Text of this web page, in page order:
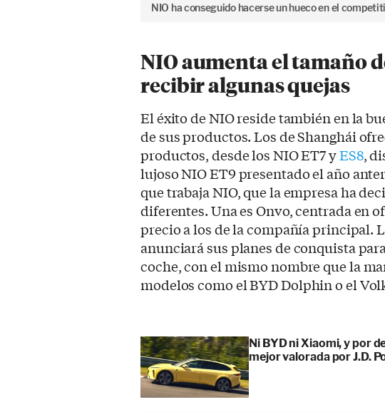
NIO ha conseguido hacerse un hueco en el
NIO aumenta el tamaño
recibir algunas quejas
El éxito de NIO reside también en la
de sus productos. Los de Shanghái
productos, desde los NIO ET7 yES8,
lujoso NIO ET9 presentado el año
que trabaja NIO, que la empresa ha
diferentes. Una es Onvo, centrada en
precio a los de la compañía principal.
anunciará sus planes de conquista
coche, con el mismo nombre que la
modelos como el BYD Dolphin o el
Ni BYD ni Xiaomi, y por
mejor valorada por J.D.